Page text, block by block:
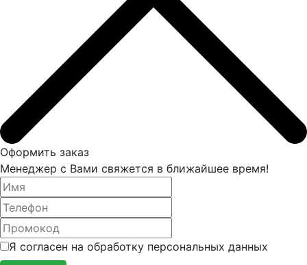
Оформить заказ
Менеджер с Вами свяжется в ближайшее время!
Я согласен на обработку персональных данных